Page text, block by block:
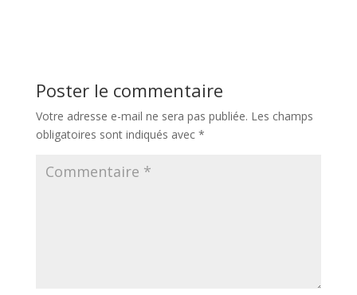
Poster le commentaire
Votre adresse e-mail ne sera pas publiée. Les champs
obligatoires sont indiqués avec *